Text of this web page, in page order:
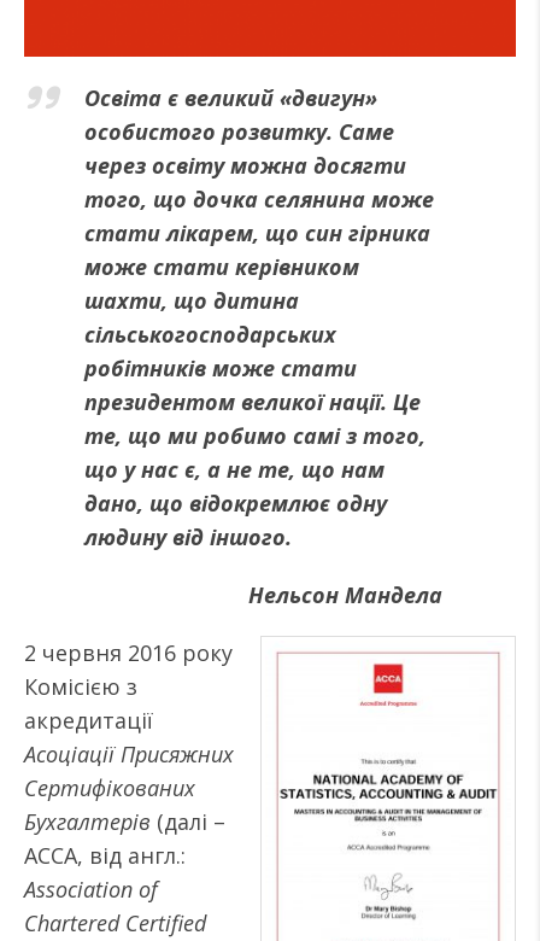
Освіта є великий «двигун»
особистого розвитку. Саме
через освіту можна досягти
того, що дочка селянина може
стати лікарем, що син гірника
може стати керівником
шахти, що дитина
сільськогосподарських
робітників може стати
президентом великої нації. Це
те, що ми робимо самі з того,
що у нас є, а не те, що нам
дано, що відокремлює одну
людину від іншого.
Нельсон Мандела
2 червня 2016 року
Комісією з
акредитації
Асоціації Присяжних
Сертифікованих
Бухгалтерів (далі –
АССА, від англ.:
Association of
Chartered Certified